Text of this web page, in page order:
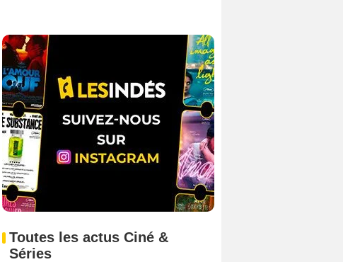
Toutes les actus Ciné &
Séries